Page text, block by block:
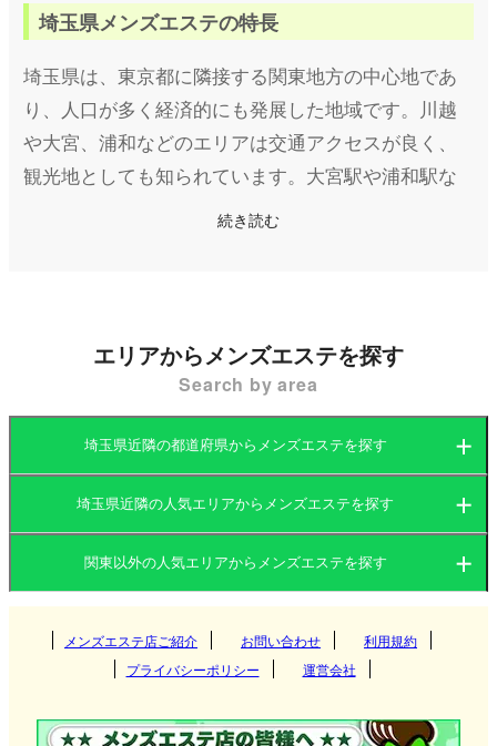
120分20,000円
130分22,000円
150分25,000円
160分27,000円
170分28,000円
180分30,000円
の独自コースで
開設致しました✰
どうぞよろしくお願いします
埼玉県メンズエステの特長
埼玉県は、東京都に隣接する関東地方の中心地であ
り、人口が多く経済的にも発展した地域です。川越
や大宮、浦和などのエリアは交通アクセスが良く、
観光地としても知られています。大宮駅や浦和駅な
どの主要駅周辺は商業施設や飲食店が集まり、活気
埼玉県内のメンズエステ店は、都市部を中心に多数
営業しており、地域住民や観光客にリラクゼーショ
ンや癒しを提供しています。特に大宮や浦和では、
アクセスの良さから高級感のある店舗や多様なコン
セプトを持つメンズエステ店が揃っています。ま
た、マンション型の個室エステ店が主流で、プライ
ベート空間で施術を受けることが可能です。
さらに、埼玉県全域で出張型のメンズエステも人気
があり、自宅やホテルで施術を受けられる利便性の
のリフレッシュに利用する人も多く、幅広いニーズ
続き読む
エリアからメンズエステを探す
Search by area
埼玉県近隣の都道府県からメンズエステを探す
茨城県 群馬県
栃木県 東京都
神奈川県 千葉県
埼玉県近隣の人気エリアからメンズエステを探す
つくば 群馬県
関東以外の人気エリアからメンズエステを探す
関西
メンズエステ店ご紹介 お問い合わせ
利用規約
プライバシーポリシー
運営会社